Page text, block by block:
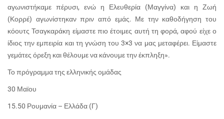
αγωνιστήκαμε πέρυσι, ενώ η Ελευθερία (Μαγγίνα) και η Ζωή
(Κορρέ) αγωνίστηκαν πριν από εμάς. Με την καθοδήγηση του
κόουτς Τσαγκαράκη είμαστε πιο έτοιμες αυτή τη φορά, αφού είχε ο
ίδιος την εμπειρία και τη γνώση του 3×3 να μας μεταφέρει. Είμαστε
γεμάτες όρεξη και θέλουμε να κάνουμε την έκπληξη».
Το πρόγραμμα της ελληνικής ομάδας
30 Μαϊου
15.50 Ρουμανία – Ελλάδα (Γ)